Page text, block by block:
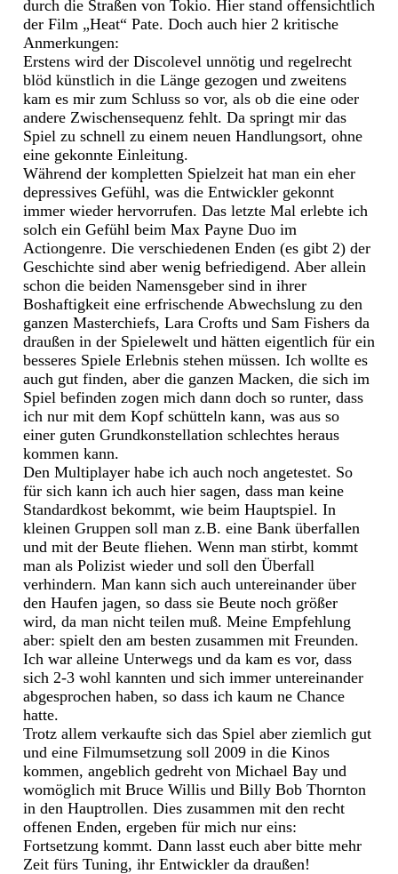
durch die Straßen von Tokio. Hier stand offensichtlich
der Film „Heat“ Pate. Doch auch hier 2 kritische
Anmerkungen:
Erstens wird der Discolevel unnötig und regelrecht
blöd künstlich in die Länge gezogen und zweitens
kam es mir zum Schluss so vor, als ob die eine oder
andere Zwischensequenz fehlt. Da springt mir das
Spiel zu schnell zu einem neuen Handlungsort, ohne
eine gekonnte Einleitung.
Während der kompletten Spielzeit hat man ein eher
depressives Gefühl, was die Entwickler gekonnt
immer wieder hervorrufen. Das letzte Mal erlebte ich
solch ein Gefühl beim Max Payne Duo im
Actiongenre. Die verschiedenen Enden (es gibt 2) der
Geschichte sind aber wenig befriedigend. Aber allein
schon die beiden Namensgeber sind in ihrer
Boshaftigkeit eine erfrischende Abwechslung zu den
ganzen Masterchiefs, Lara Crofts und Sam Fishers da
draußen in der Spielewelt und hätten eigentlich für ein
besseres Spiele Erlebnis stehen müssen. Ich wollte es
auch gut finden, aber die ganzen Macken, die sich im
Spiel befinden zogen mich dann doch so runter, dass
ich nur mit dem Kopf schütteln kann, was aus so
einer guten Grundkonstellation schlechtes heraus
kommen kann.
Den Multiplayer habe ich auch noch angetestet. So
für sich kann ich auch hier sagen, dass man keine
Standardkost bekommt, wie beim Hauptspiel. In
kleinen Gruppen soll man z.B. eine Bank überfallen
und mit der Beute fliehen. Wenn man stirbt, kommt
man als Polizist wieder und soll den Überfall
verhindern. Man kann sich auch untereinander über
den Haufen jagen, so dass sie Beute noch größer
wird, da man nicht teilen muß. Meine Empfehlung
aber: spielt den am besten zusammen mit Freunden.
Ich war alleine Unterwegs und da kam es vor, dass
sich 2-3 wohl kannten und sich immer untereinander
abgesprochen haben, so dass ich kaum ne Chance
hatte.
Trotz allem verkaufte sich das Spiel aber ziemlich gut
und eine Filmumsetzung soll 2009 in die Kinos
kommen, angeblich gedreht von Michael Bay und
womöglich mit Bruce Willis und Billy Bob Thornton
in den Hauptrollen. Dies zusammen mit den recht
offenen Enden, ergeben für mich nur eins:
Fortsetzung kommt. Dann lasst euch aber bitte mehr
Zeit fürs Tuning, ihr Entwickler da draußen!